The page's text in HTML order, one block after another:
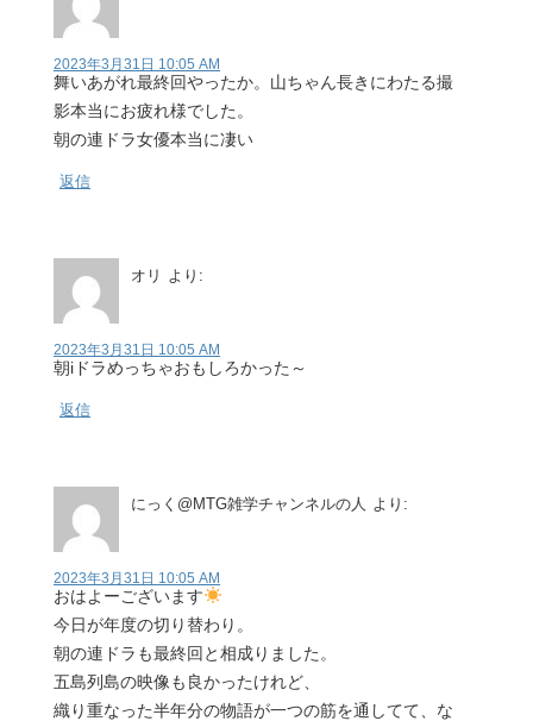
2023年3月31日 10:05 AM
舞いあがれ最終回やったか。山ちゃん長きにわたる撮
影本当にお疲れ様でした。
朝の連ドラ女優本当に凄い
返信
オリ より:
2023年3月31日 10:05 AM
朝iドラめっちゃおもしろかった～
返信
にっく@MTG雑学チャンネルの人 より:
2023年3月31日 10:05 AM
おはよーございます
今日が年度の切り替わり。
朝の連ドラも最終回と相成りました。
五島列島の映像も良かったけれど、
織り重なった半年分の物語が一つの筋を通してて、な